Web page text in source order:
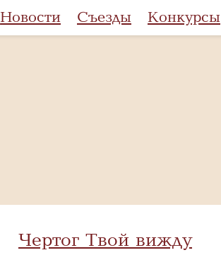
Новости Съезды Конкурсы
Чертог Твой вижду